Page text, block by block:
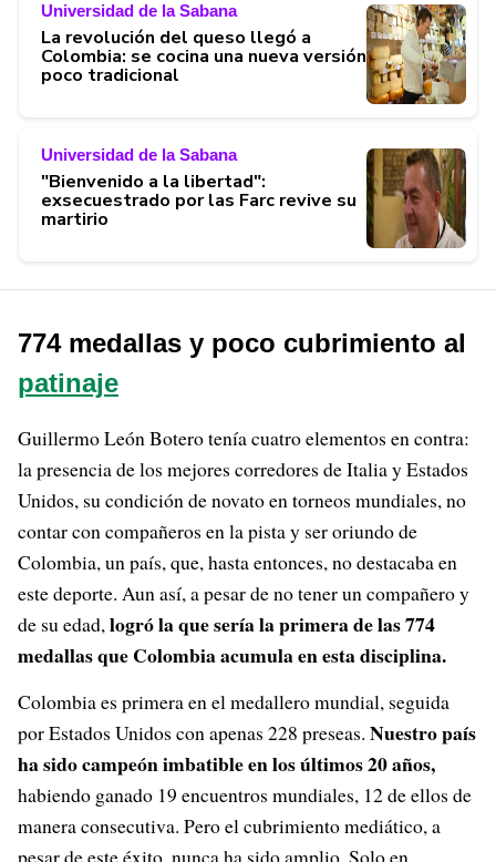
Universidad de la Sabana
La revolución del queso llegó a
Colombia: se cocina una nueva versión
poco tradicional
Universidad de la Sabana
"Bienvenido a la libertad":
exsecuestrado por las Farc revive su
martirio
774 medallas y poco cubrimiento al
patinaje
Guillermo León Botero tenía cuatro elementos en contra:
la presencia de los mejores corredores de Italia y Estados
Unidos, su condición de novato en torneos mundiales, no
contar con compañeros en la pista y ser oriundo de
Colombia, un país, que, hasta entonces, no destacaba en
este deporte. Aun así, a pesar de no tener un compañero y
de su edad,logró la que sería la primera de las 774
medallas que Colombia acumula en esta disciplina.
Colombia es primera en el medallero mundial, seguida
por Estados Unidos con apenas 228 preseas. Nuestro país
ha sido campeón imbatible en los últimos 20 años,
habiendo ganado 19 encuentros mundiales, 12 de ellos de
manera consecutiva. Pero el cubrimiento mediático, a
pesar de este éxito, nunca ha sido amplio. Solo en